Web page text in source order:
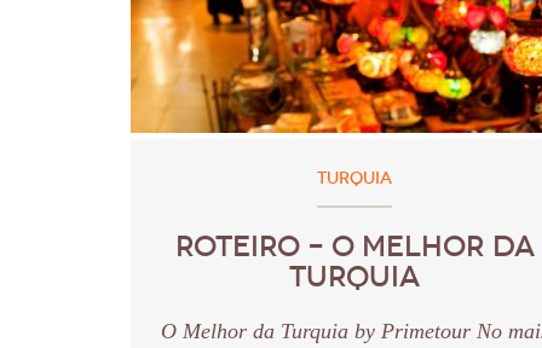
TURQUIA
ROTEIRO – O MELHOR DA
TURQUIA
O Melhor da Turquia by Primetour No